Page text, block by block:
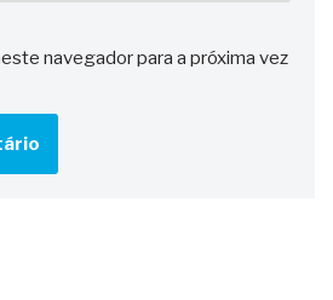
navegador para a próxima vez